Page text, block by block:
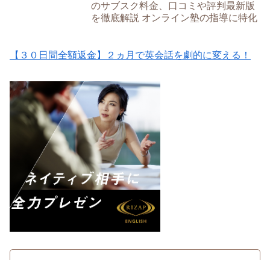
のサブスク料金、口コミや評判最新版
を徹底解説 オンライン塾の指導に特化
【３０日間全額返金】２ヵ月で英会話を劇的に変える！